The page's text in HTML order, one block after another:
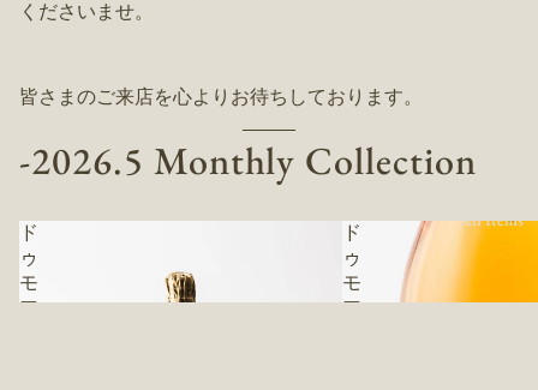
All Items
くださいませ。
皆さまのご来店を心よりお待ちしております。
-2026.5 Monthly Collection
ド
ゥ
モ
ア
ド
ゥ
モ
ア